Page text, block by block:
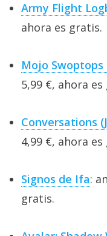
Army Flight
ahora es gratis.
Mojo Swoptops
5,99 €, ahora
Conversations
4,99 €, ahora
Signos de Ifa:
gratis.